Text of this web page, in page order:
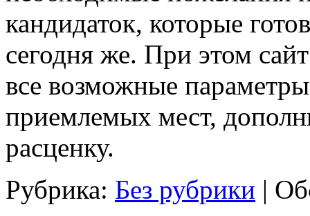
кандидаток, которые
сегодня же. При этом
все возможные
приемлемых мест,
расценку.
Рубрика: Без рубрики |